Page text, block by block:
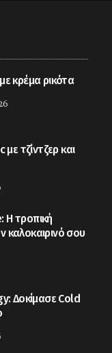
κρέμα ρικότα
τζίντζερ και
Η τροπική
καλοκαιρινό σου
Δοκίμασε Cold